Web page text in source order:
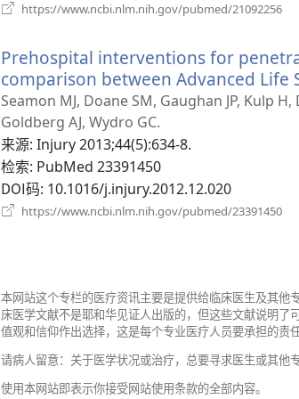
https://www.ncbi.nlm.nih.gov/pubmed/21092256
窗
口
Prehospital interventions for
comparison between Advanced Life
Seamon MJ, Doane SM, Gaughan JP, Kulp
Goldberg AJ, Wydro GC.
来源‎: Injury 2013;44(5):634-8.
检索‎: PubMed 23391450
DOI码‎: 10.1016/j.injury.2012.12.020
https://www.ncbi.nlm.nih.gov/pubmed/23391450
本网站这个专栏的医疗资讯主要是提供给临床医生及其
床医学文献不是耶和华见证人出版的，但这些文献说明
值观和信仰作出选择，这是每个专业医疗人员要承担的责
请病人留意：关于医学状况或治疗，总要寻求医生或其他
使用本网站即表示你接受网站使用条款的全部内容。